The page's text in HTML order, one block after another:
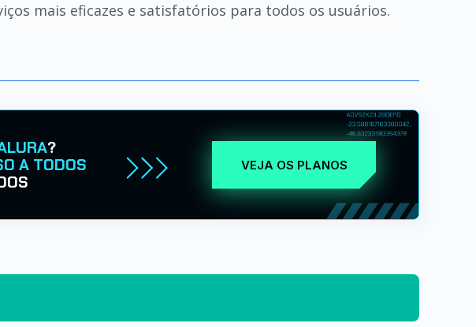
mais eficazes e satisfatórios para todos os usuários.
?
A TODOS
VEJA OS PLANOS